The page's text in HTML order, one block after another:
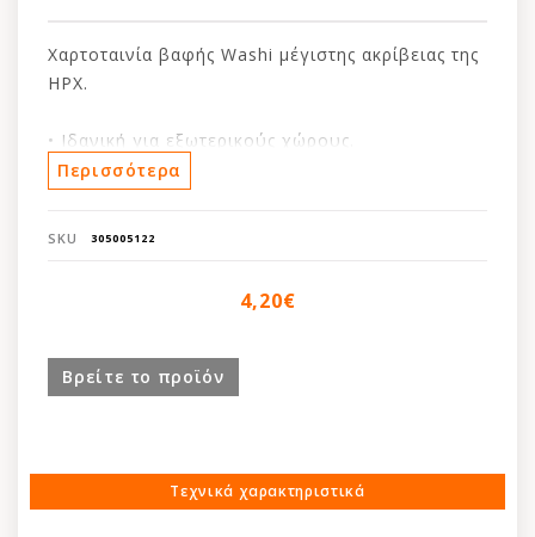
Xαρτοταινία βαφής Washi μέγιστης ακρίβειας της
HPX.
• Ιδανική για εξωτερικούς χώρους.
• Αδιάβροχο χαρτί κατάλληλο για 15 ημέρες
προστασία από την ηλιακή ακτινοβολία UV.
Περισσότερα
SKU 305005122
4,20€
Βρείτε το προϊόν
Τεχνικά χαρακτηριστικά